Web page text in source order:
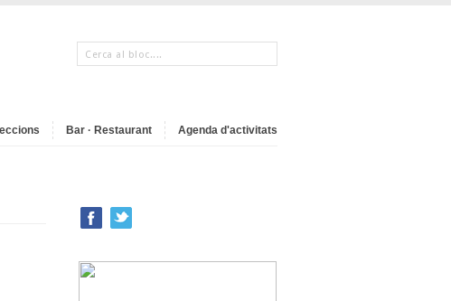
Bar · Restaurant Agenda d'activitats